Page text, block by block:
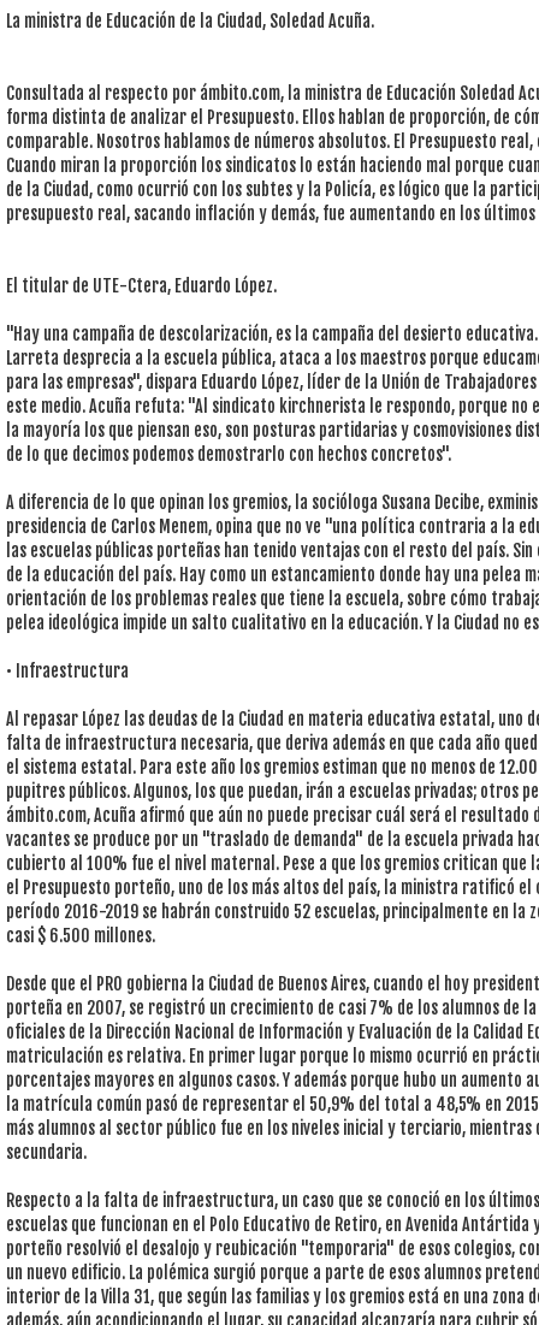
La ministra de Educación de la Ciudad, Soledad Acuña.
Consultada al respecto por ámbito.com, la ministra de Educación Soledad
forma distinta de analizar el Presupuesto. Ellos hablan de proporción, de
comparable. Nosotros hablamos de números absolutos. El Presupuesto
Cuando miran la proporción los sindicatos lo están haciendo mal porque
de la Ciudad, como ocurrió con los subtes y la Policía, es lógico que la
presupuesto real, sacando inflación y demás, fue aumentando en los últimos
El titular de UTE-Ctera, Eduardo López.
"Hay una campaña de descolarización, es la campaña del desierto
Larreta desprecia a la escuela pública, ataca a los maestros porque
para las empresas", dispara Eduardo López, líder de la Unión de
este medio. Acuña refuta: "Al sindicato kirchnerista le respondo, porque no
la mayoría los que piensan eso, son posturas partidarias y cosmovisiones
de lo que decimos podemos demostrarlo con hechos concretos".
A diferencia de lo que opinan los gremios, la socióloga Susana Decibe,
presidencia de Carlos Menem, opina que no ve "una política contraria a la
las escuelas públicas porteñas han tenido ventajas con el resto del país.
de la educación del país. Hay como un estancamiento donde hay una pelea
orientación de los problemas reales que tiene la escuela, sobre cómo
pelea ideológica impide un salto cualitativo en la educación. Y la Ciudad no
• Infraestructura
Al repasar López las deudas de la Ciudad en materia educativa estatal, uno
falta de infraestructura necesaria, que deriva además en que cada año
el sistema estatal. Para este año los gremios estiman que no menos de
pupitres públicos. Algunos, los que puedan, irán a escuelas privadas; otros
ámbito.com, Acuña afirmó que aún no puede precisar cuál será el
vacantes se produce por un "traslado de demanda" de la escuela privada
cubierto al 100% fue el nivel maternal. Pese a que los gremios critican que
el Presupuesto porteño, uno de los más altos del país, la ministra ratificó el
período 2016-2019 se habrán construido 52 escuelas, principalmente en la
casi $ 6.500 millones.
Desde que el PRO gobierna la Ciudad de Buenos Aires, cuando el hoy
porteña en 2007, se registró un crecimiento de casi 7% de los alumnos de
oficiales de la Dirección Nacional de Información y Evaluación de la Calidad
matriculación es relativa. En primer lugar porque lo mismo ocurrió en
porcentajes mayores en algunos casos. Y además porque hubo un aumento
la matrícula común pasó de representar el 50,9% del total a 48,5% en
más alumnos al sector público fue en los niveles inicial y terciario, mientras
secundaria.
Respecto a la falta de infraestructura, un caso que se conoció en los
escuelas que funcionan en el Polo Educativo de Retiro, en Avenida Antártida
porteño resolvió el desalojo y reubicación "temporaria" de esos colegios,
un nuevo edificio. La polémica surgió porque a parte de esos alumnos
interior de la Villa 31, que según las familias y los gremios está en una zona
además, aún acondicionando el lugar, su capacidad alcanzaría para cubrir